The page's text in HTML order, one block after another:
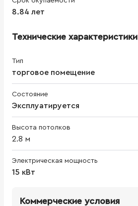
8.84 лет
Технические характеристики
Тип
торговое помещение
Состояние
Эксплуатируется
Высота потолков
2.8 м
Электрическая мощность
15 кВт
Коммерческие условия